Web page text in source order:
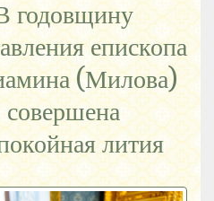
годовщину
епископа
(Милова)
совершена
лития